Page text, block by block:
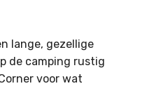
lange, gezellige
de camping rustig
voor wat